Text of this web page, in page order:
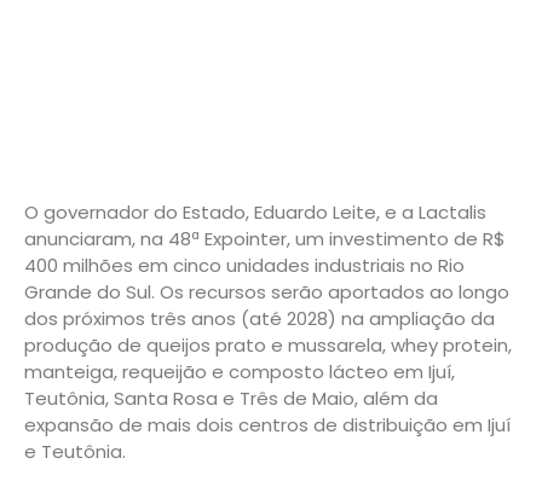
O governador do Estado, Eduardo Leite, e a Lactalis
anunciaram, na 48ª Expointer, um investimento de R$
400 milhões em cinco unidades industriais no Rio
Grande do Sul. Os recursos serão aportados ao longo
dos próximos três anos (até 2028) na ampliação da
produção de queijos prato e mussarela, whey protein,
manteiga, requeijão e composto lácteo em Ijuí,
Teutônia, Santa Rosa e Três de Maio, além da
expansão de mais dois centros de distribuição em Ijuí
e Teutônia.